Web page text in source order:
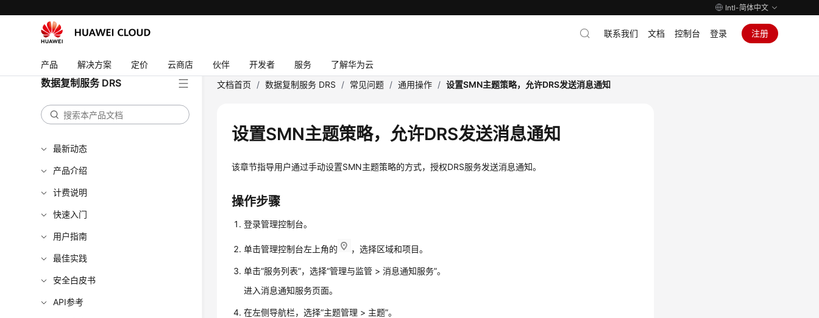
Intl-简体中文
产品 解决方案 定价 云商店 伙伴 开发者 服务 了解华为云
联系我们 文档 控制台 登录 注册
数据复制服务 DRS
最新动态
产品介绍
计费说明
快速入门
用户指南
最佳实践
安全白皮书
API参考
文档首页 / 数据复制服务 DRS / 常见问题 / 通用操作 / 设置SMN主题策略，允许DRS发送消息通知
设置SMN主题策略，允许DRS发送消息通知
该章节指导用户通过手动设置SMN主题策略的方式，授权DRS服务发送消息通知。
操作步骤
登录管理控制台。
单击管理控制台左上角的 ，选择区域和项目。
单击“服务列表”，选择“管理与监管 > 消息通知服务”。
进入消息通知服务页面。
在左侧导航栏，选择“主题管理 > 主题”。